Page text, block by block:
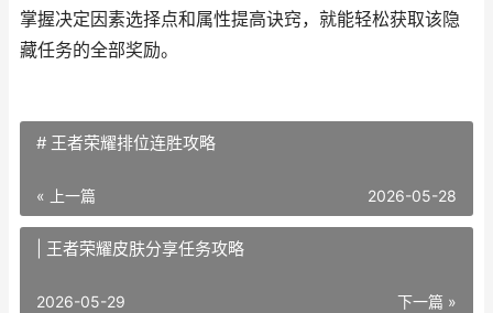
掌握决定因素选择点和属性提高诀窍，就能轻松获取该隐
藏任务的全部奖励。
# 王者荣耀排位连胜攻略
« 上一篇 2026-05-28
| 王者荣耀皮肤分享任务攻略
下一篇 »
2026-05-29